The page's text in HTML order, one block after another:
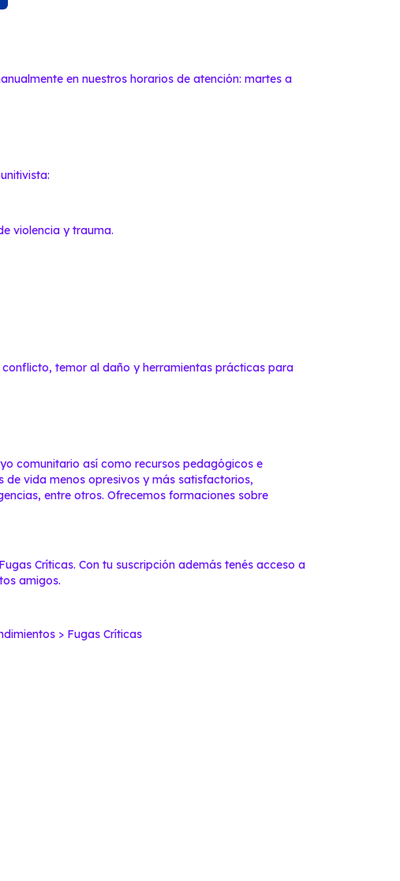
en nuestros horarios de atención: martes a
violencia y trauma.
temor al daño y herramientas prácticas para
comunitario así como recursos pedagógicos e
vida menos opresivos y más satisfactorios,
entre otros. Ofrecemos formaciones sobre
Críticas. Con tu suscripción además tenés acceso a
amigos.
> Fugas Críticas